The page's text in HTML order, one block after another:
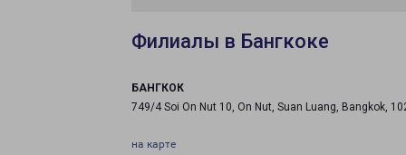
Филиалы в Бангкоке
БАНГКОК
749/4 Soi On Nut 10, On Nut, Suan Luang, Bangkok,
на карте